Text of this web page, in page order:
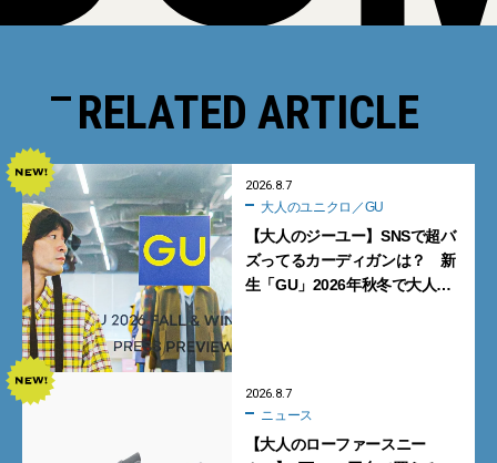
RELATED ARTICLE
2026.8.7
大人のユニクロ／GU
【大人のジーユー】SNSで超バ
ズってるカーディガンは？ 新
生「GU」2026年秋冬で大人メ
2026.8.7
ニュース
【大人のローファースニー